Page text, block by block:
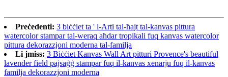
Preċedenti: 3 biċċiet ta ' l-Arti tal-ħajt tal-kanvas pittura
watercolor stampar tal-weraq aħdar tropikali fuq kanvas watercolor
pittura dekorazzjoni moderna tal-familja
Li jmiss: 3 Biċċiet Kanvas Wall Art pitturi Provence's beautiful
lavender field pajsaġġ stampar fuq il-kanvas xenarju fuq il-kanvas
familja dekorazzjoni moderna